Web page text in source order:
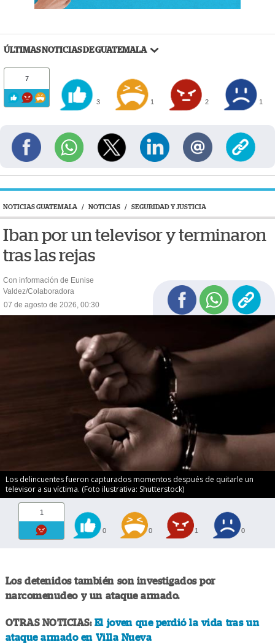
ÚLTIMAS NOTICIAS DE GUATEMALA
7
3 1 2 1
NOTICIAS GUATEMALA / NOTICIAS / SEGURIDAD Y JUSTICIA
Iban por un televisor y terminaron
tras las rejas
Con información de Eunise
Valdez/Colaboradora
07 de agosto de 2026, 00:30
Los delincuentes fueron capturados momentos después de quitarle un
televisor a su víctima. (Foto ilustrativa: Shutterstock)
1
0 0 1 0
Los detenidos también son investigados por
narcomenudeo y un ataque armado.
OTRAS NOTICIAS: El joven que perdió la vida tras un
ataque armado en Villa Nueva